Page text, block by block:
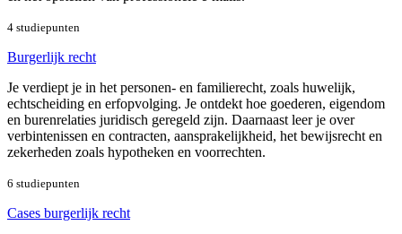
4 studiepunten
Burgerlijk recht
Je verdiept je in het personen- en familierecht, zoals huwelijk,
echtscheiding en erfopvolging. Je ontdekt hoe goederen, eigendom
en burenrelaties juridisch geregeld zijn. Daarnaast leer je over
verbintenissen en contracten, aansprakelijkheid, het bewijsrecht en
zekerheden zoals hypotheken en voorrechten.
6 studiepunten
Cases burgerlijk recht